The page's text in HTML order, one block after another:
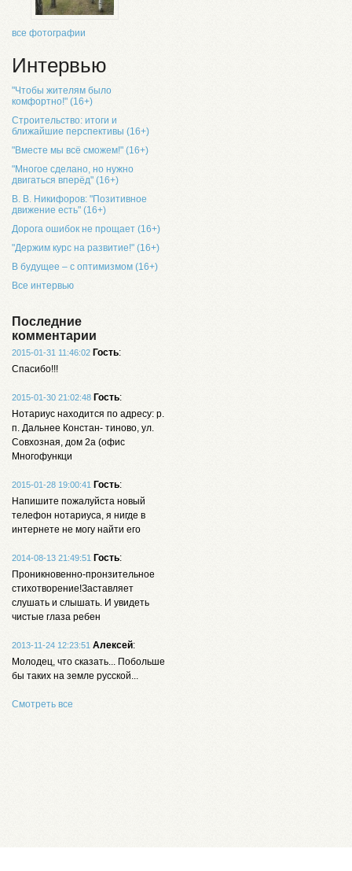
все фотографии
Интервью
"Чтобы жителям было
комфортно!" (16+)
Строительство: итоги и
ближайшие перспективы (16+)
"Вместе мы всё сможем!" (16+)
"Многое сделано, но нужно
двигаться вперёд" (16+)
В. В. Никифоров: "Позитивное
движение есть" (16+)
Дорога ошибок не прощает (16+)
"Держим курс на развитие!" (16+)
В будущее – с оптимизмом (16+)
Все интервью
Последние
комментарии
2015-01-31 11:46:02 Гость:
Спасибо!!!
2015-01-30 21:02:48 Гость:
Нотариус находится по адресу: р.
п. Дальнее Констан- тиново, ул.
Совхозная, дом 2а (офис
Многофункци
2015-01-28 19:00:41 Гость:
Напишите пожалуйста новый
телефон нотариуса, я нигде в
интернете не могу найти его
2014-08-13 21:49:51 Гость:
Проникновенно-пронзительное
стихотворение!Заставляет
слушать и слышать. И увидеть
чистые глаза ребен
2013-11-24 12:23:51 Алексей:
Молодец, что сказать... Побольше
бы таких на земле русской...
Смотреть все